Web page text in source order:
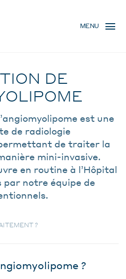
MENU
DE
est une
de radiologie
de traiter la
mini-invasive.
en routine à l’Hôpital
par notre équipe de
?
?